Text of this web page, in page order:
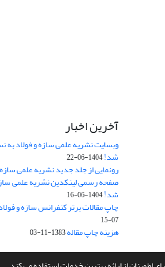
آخرین اخبار
وبسایت نشریه علمی سازه و فولاد
شد!1404-06-22
رونمایی از جلد جدید نشریه علمی
صفحه رسمی لینکدین نشریه علمی
شد!1404-06-16
چاپ مقالات برتر کنفرانس سازه و
07-15
هزینه چاپ مقاله1383-11-03
طراحی و پیاده سازی ازسیناوب